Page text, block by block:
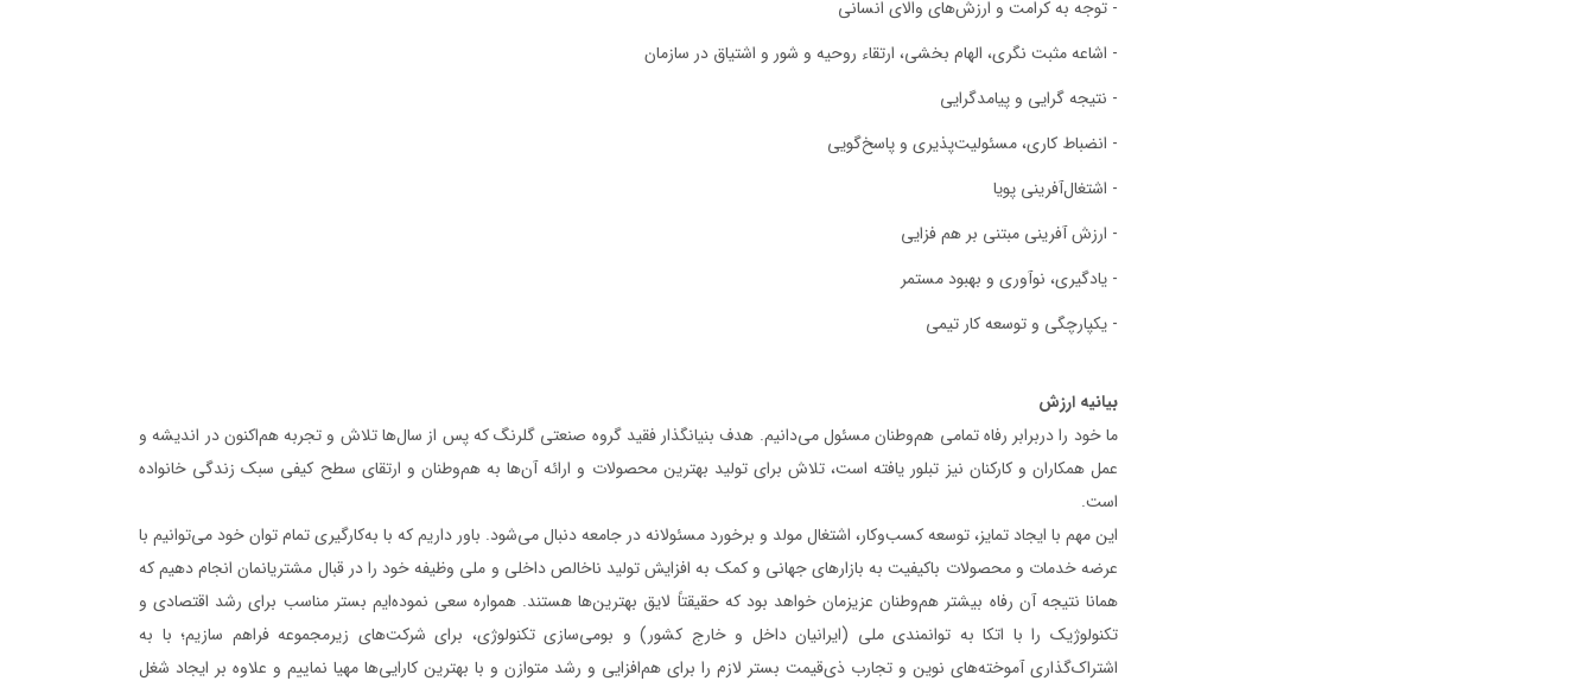
- توجه به کرامت و ارزش‌های والای انسانی
- اشاعه مثبت نگری، الهام بخشی، ارتقاء روحیه و شور و اشتیاق در سازمان
- نتیجه گرایی و پیامدگرایی
- انضباط کاری، مسئولیت‌پذیری و پاسخ‌گویی
- اشتغال‌آفرینی پویا
- ارزش آفرینی مبتنی بر هم‌ فزایی
- یادگیری، نوآوری و بهبود مستمر
- یکپارچگی و توسعه کار تیمی
بیانیه ارزش
ما خود را دربرابر رفاه تمامی‌ هم‌وطنان مسئول می‌دانیم. هدف بنیانگذار فقید گروه صنعتی گلرنگ که پس از سال‌ها تلاش و تجربه هم‌اکنون در اندیشه و
عمل همکاران و کارکنان نیز تبلور یافته است، تلاش برای تولید بهترین محصولات و ارائه آن‌ها به هم‌وطنان و ارتقای سطح کیفی سبک زندگی خانواده
است.
این مهم با ایجاد تمایز، توسعه‌ کسب‌وکار، اشتغال مولد و برخورد مسئولانه در جامعه دنبال می‌شود. باور داریم که با به‌‌کارگیری تمام توان خود می‌توانیم با
عرضه خدمات و محصولات باکیفیت به بازارهای جهانی و کمک به افزایش تولید ناخالص‌ داخلی و ملی وظیفه خود را در قبال مشتریانمان انجام دهیم که
همانا نتیجه آن رفاه بیشتر هم‌وطنان عزیزمان خواهد بود که حقیقتاً لایق بهترین‌ها هستند. همواره سعی نموده‌ایم بستر مناسب برای رشد اقتصادی و
تکنولوژیک را با اتکا به توانمندی ملی (ایرانیان داخل و خارج کشور) و بومی‌سازی تکنولوژی، برای شرکت‌های زیرمجموعه فراهم سازیم؛ با به‌‌
اشتراک‌‌گذاری آموخته‌های نوین و تجارب ذی‌قیمت بستر لازم را برای هم‌افزایی و رشد متوازن و با بهترین کارایی‌ها مهیا نماییم و علاوه ‌بر ایجاد شغل
برندها و شرکت ها
شرکت ها
برند ها
اخبار و رسانه مسئولیت‌های اجتماعی
مسئولیت‌های اجتماعی
موسسه خیریه استاد فضلی
مرکز علمی ـ کاربردی گلرنگ